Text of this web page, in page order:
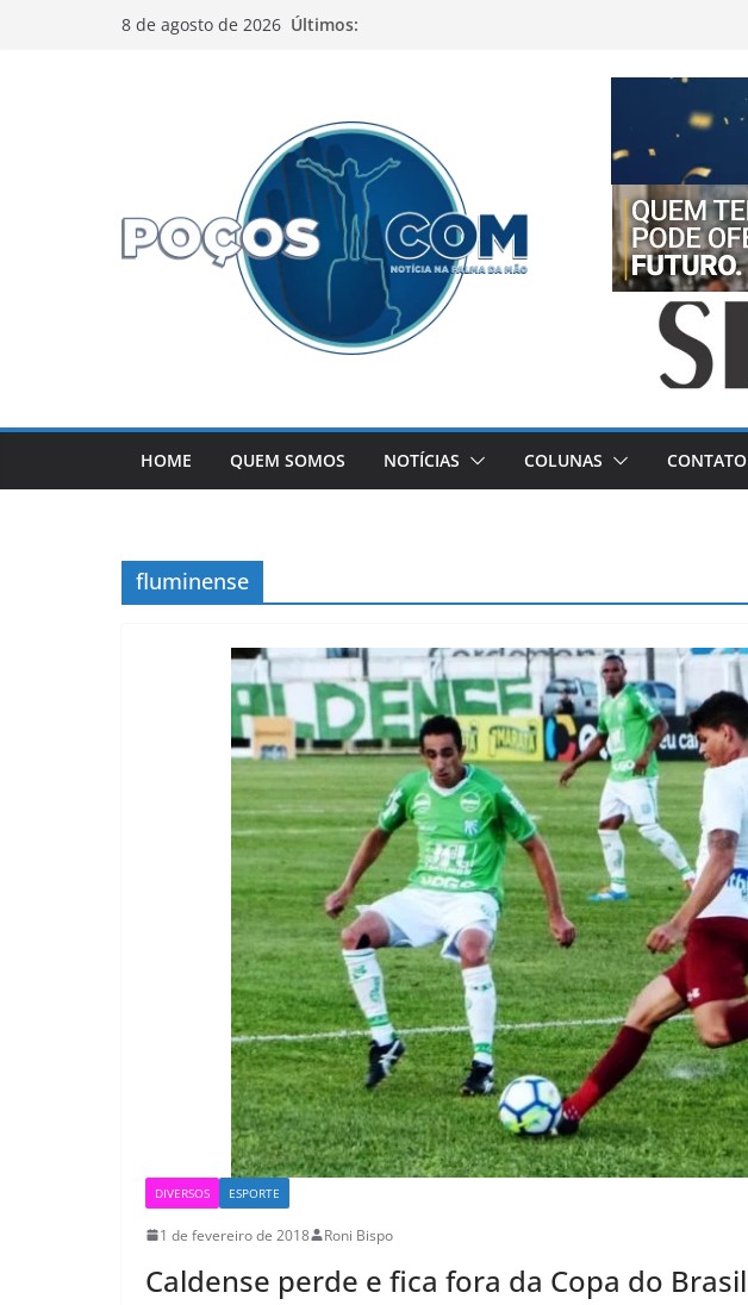
8 de agosto de 2026 Últimos:
HOME QUEM SOMOS NOTÍCIAS COLUNAS CONTATO
fluminense
DIVERSOS ESPORTE
1 de fevereiro de 2018 Roni Bispo
Caldense perde e fica fora da Copa do Brasil